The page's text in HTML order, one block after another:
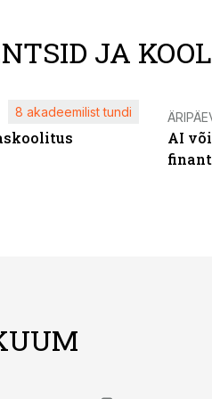
JA
8 akadeemilist tundi
AI